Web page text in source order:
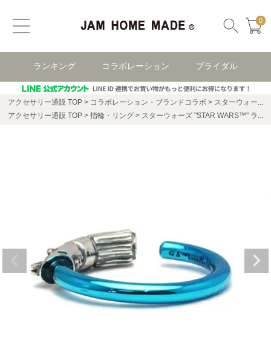
0
ランキング コラボレーション ブライダル
アクセサリー通販 TOP コラボレーション・ブランドコラボ
スターウォーズ(STAR WARS)
アクセサリー通販 TOP
指輪・リング スターウォーズ "STAR WARS™" ライトセーバー リング -LUKE- / 指輪